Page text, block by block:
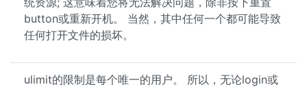
button或重新开机。 当然，其中任何一个都可能导致
任何打开文件的损坏。
ulimit的限制是每个唯一的用户。 所以，无论login或